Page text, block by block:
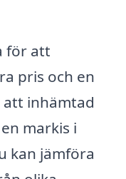
för att
pris och en
inhämtad
markis i
kan jämföra